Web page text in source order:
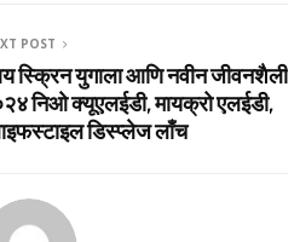
POST
युगाला आणि नवीन जीवनशैली
निओ क्‍यूएलईडी, मायक्रो एलईडी,
डिस्‍प्‍लेज लाँच